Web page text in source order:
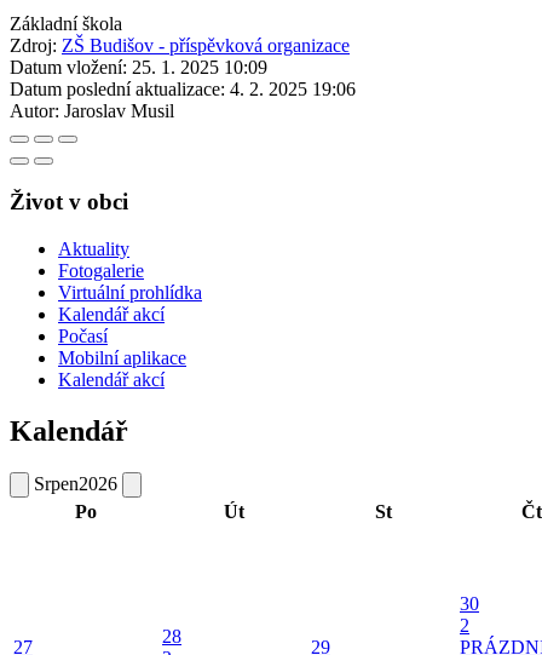
Základní škola
Zdroj: ZŠ Budišov - příspěvková organizace
Datum vložení: 25. 1. 2025 10:09
Datum poslední aktualizace: 4. 2. 2025 19:06
Autor: Jaroslav Musil
Život v obci
Aktuality
Fotogalerie
Virtuální prohlídka
Kalendář akcí
Počasí
Mobilní aplikace
Kalendář akcí
Kalendář
Srpen2026
Po
Út St Čt
27
28
29
30
2